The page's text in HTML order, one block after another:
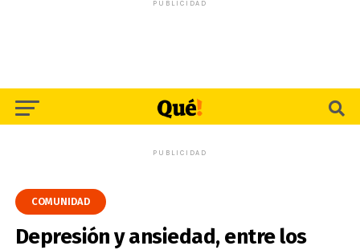
PUBLICIDAD
PUBLICIDAD
COMUNIDAD
Depresión y ansiedad, entre los